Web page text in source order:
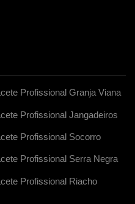
Profissional Granja Viana
Profissional Jangadeiros
Profissional Socorro
Profissional Serra Negra
Profissional Riacho